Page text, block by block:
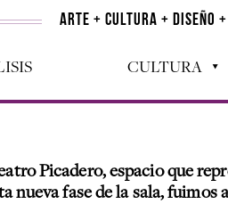
ARTE + CULTURA + DISEÑO
CULTURA
Picadero, espacio que
fase de la sala, fuimos